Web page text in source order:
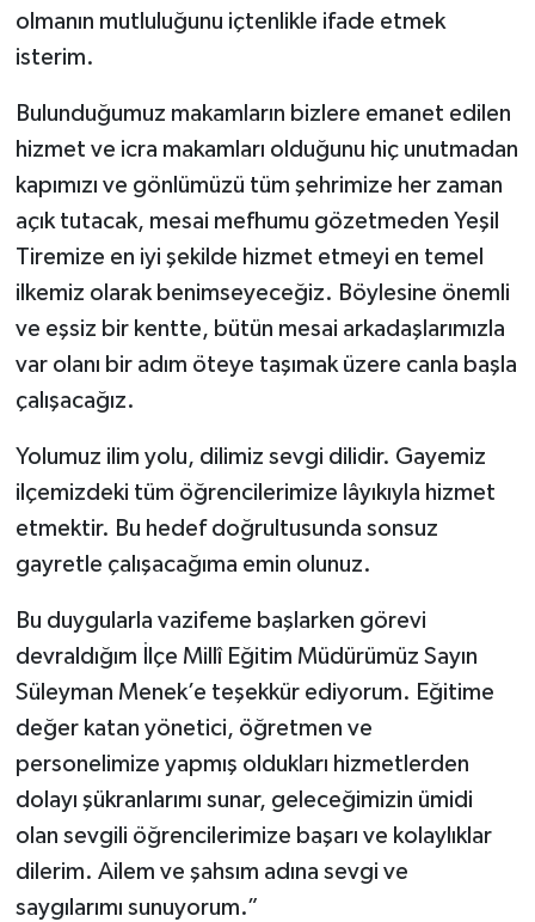
olmanın mutluluğunu içtenlikle ifade etmek
isterim.
Bulunduğumuz makamların bizlere emanet edilen
hizmet ve icra makamları olduğunu hiç unutmadan
kapımızı ve gönlümüzü tüm şehrimize her zaman
açık tutacak, mesai mefhumu gözetmeden Yeşil
Tiremize en iyi şekilde hizmet etmeyi en temel
ilkemiz olarak benimseyeceğiz. Böylesine önemli
ve eşsiz bir kentte, bütün mesai arkadaşlarımızla
var olanı bir adım öteye taşımak üzere canla başla
çalışacağız.
Yolumuz ilim yolu, dilimiz sevgi dilidir. Gayemiz
ilçemizdeki tüm öğrencilerimize lâyıkıyla hizmet
etmektir. Bu hedef doğrultusunda sonsuz
gayretle çalışacağıma emin olunuz.
Bu duygularla vazifeme başlarken görevi
devraldığım İlçe Millî Eğitim Müdürümüz Sayın
Süleyman Menek’e teşekkür ediyorum. Eğitime
değer katan yönetici, öğretmen ve
personelimize yapmış oldukları hizmetlerden
dolayı şükranlarımı sunar, geleceğimizin ümidi
olan sevgili öğrencilerimize başarı ve kolaylıklar
dilerim. Ailem ve şahsım adına sevgi ve
saygılarımı sunuyorum.”